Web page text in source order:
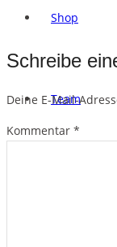
Shop
Team
Schreibe
Deine E-Mail-
Kommentar *